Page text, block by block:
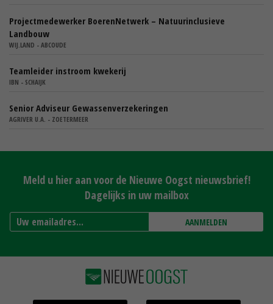
Projectmedewerker BoerenNetwerk – Natuurinclusieve
Landbouw
WIJ.LAND - ABCOUDE
Teamleider instroom kwekerij
IBN - SCHAIJK
Senior Adviseur Gewassenverzekeringen
AGRIVER U.A. - ZOETERMEER
Meld u hier aan voor de Nieuwe Oogst nieuwsbrief!
Dagelijks in uw mailbox
AANMELDEN